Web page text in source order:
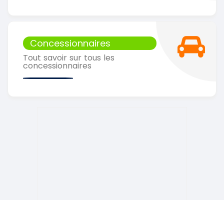
Concessionnaires
Tout savoir sur tous les
concessionnaires